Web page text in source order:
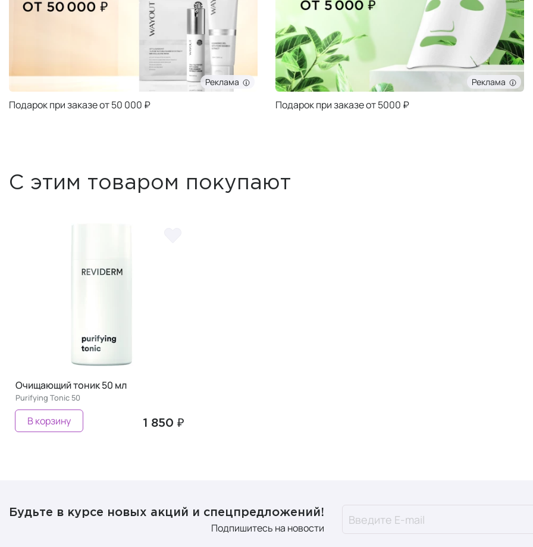
Реклама
Подарок при заказе от 50 000 ₽
Реклама
Подарок при заказе от 5000 ₽
С этим товаром покупают
Очищающий тоник 50 мл
Purifying Tonic 50
1 850 ₽
В корзину
Будьте в курсе новых акций и спецпредложений!
Подпишитесь на новости